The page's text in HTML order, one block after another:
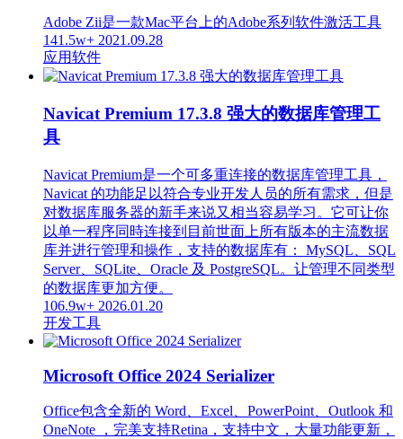
Adobe Zii是一款Mac平台上的Adobe系列软件激活工具
141.5w+ 2021.09.28
应用软件
Navicat Premium 17.3.8 强大的数据库管理工
具
Navicat Premium是一个可多重连接的数据库管理工具，
Navicat 的功能足以符合专业开发人员的所有需求，但是
对数据库服务器的新手来说又相当容易学习。它可让你
以单一程序同時连接到目前世面上所有版本的主流数据
库并进行管理和操作，支持的数据库有： MySQL、SQL
Server、SQLite、Oracle 及 PostgreSQL。让管理不同类型
的数据库更加方便。
106.9w+ 2026.01.20
开发工具
Microsoft Office 2024 Serializer
Office包含全新的 Word、Excel、PowerPoint、Outlook 和
OneNote ，完美支持Retina，支持中文，大量功能更新，